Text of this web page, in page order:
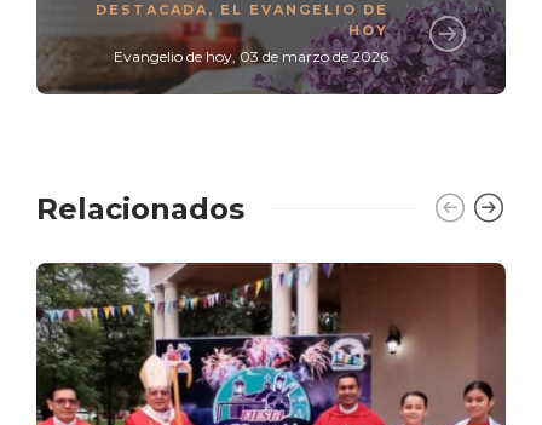
DESTACADA, EL EVANGELIO DE
HOY
Evangelio de hoy, 03 de marzo de 2026
Relacionados